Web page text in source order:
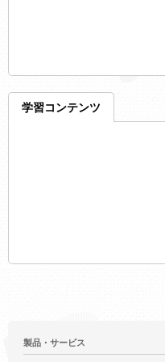
学習コンテンツ
製品・サービス